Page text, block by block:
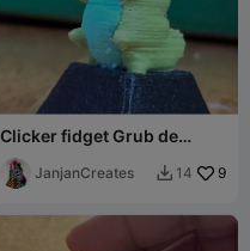
Clicker fidget Grub de
Hollow Knight
JanjanCreates  14 9